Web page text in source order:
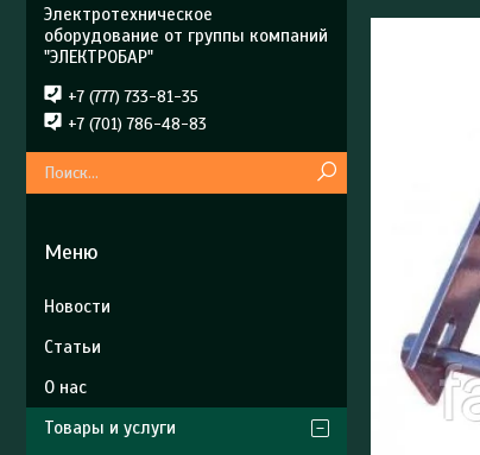
Электротехническое
оборудование от группы компаний
"ЭЛЕКТРОБАР"
+7 (777) 733-81-35
+7 (701) 786-48-83
Новости
Статьи
О нас
Товары и услуги